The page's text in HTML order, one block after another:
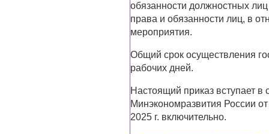
обязанности должностных
права и обязанности лиц, в
мероприятия.
Общий срок осуществления
рабочих дней.
Настоящий приказ вступает в
Минэкономразвития России
2025 г. включительно.